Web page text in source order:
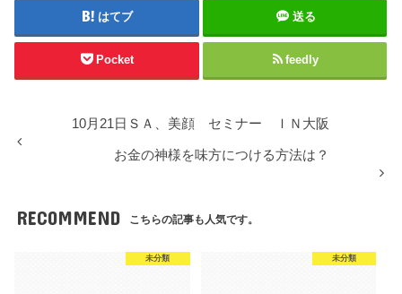
はてブ 送る
Pocket feedly
10月21日ＳＡ、美顔 セミナー ＩＮ大阪
お金の神様を味方につける方法は？
RECOMMEND こちらの記事も人気です。
未分類 未分類